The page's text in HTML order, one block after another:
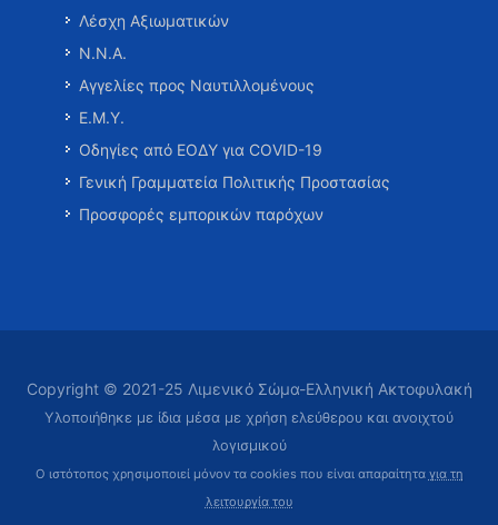
Λέσχη Αξιωματικών
Ν.Ν.Α.
Αγγελίες προς Ναυτιλλομένους
Ε.Μ.Υ.
Οδηγίες από ΕΟΔΥ για COVID-19
Γενική Γραμματεία Πολιτικής Προστασίας
Προσφορές εμπορικών παρόχων
Copyright © 2021-25 Λιμενικό Σώμα-Ελληνική Ακτοφυλακή
Υλοποιήθηκε με ίδια μέσα με χρήση ελεύθερου και ανοιχτού
λογισμικού
Ο ιστότοπος χρησιμοποιεί μόνον τα cookies που είναι απαραίτητα για τη
λειτουργία του